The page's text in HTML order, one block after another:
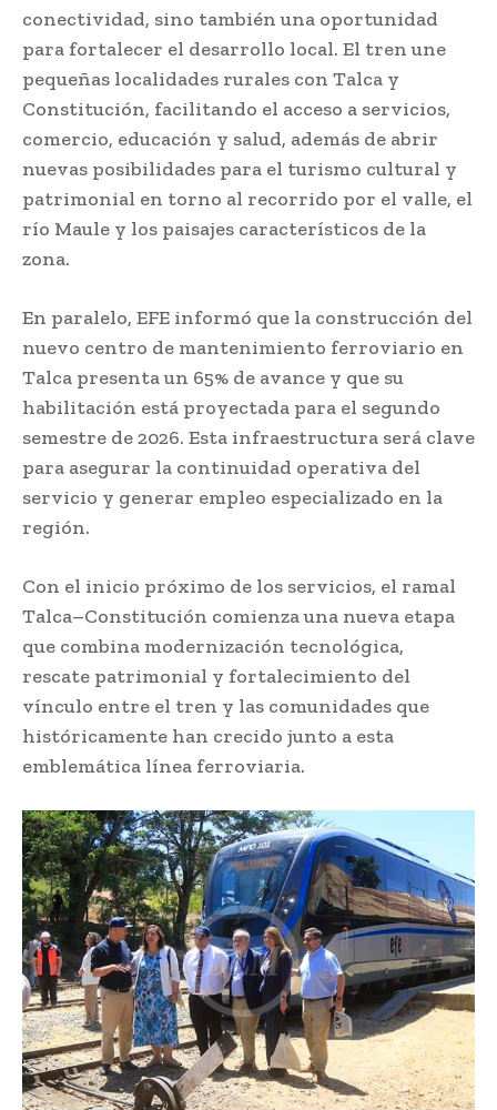
conectividad, sino también una oportunidad
para fortalecer el desarrollo local. El tren une
pequeñas localidades rurales con Talca y
Constitución, facilitando el acceso a servicios,
comercio, educación y salud, además de abrir
nuevas posibilidades para el turismo cultural y
patrimonial en torno al recorrido por el valle, el
río Maule y los paisajes característicos de la
zona.
En paralelo, EFE informó que la construcción del
nuevo centro de mantenimiento ferroviario en
Talca presenta un 65% de avance y que su
habilitación está proyectada para el segundo
semestre de 2026. Esta infraestructura será clave
para asegurar la continuidad operativa del
servicio y generar empleo especializado en la
región.
Con el inicio próximo de los servicios, el ramal
Talca–Constitución comienza una nueva etapa
que combina modernización tecnológica,
rescate patrimonial y fortalecimiento del
vínculo entre el tren y las comunidades que
históricamente han crecido junto a esta
emblemática línea ferroviaria.